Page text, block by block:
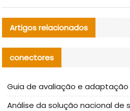
Artigos relacionados
conectores